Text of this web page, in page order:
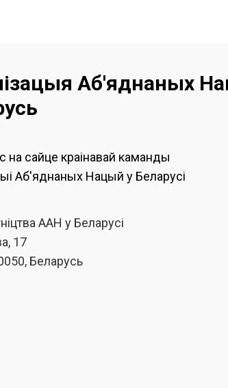
Аб'яднаных
на сайце краінавай каманды
Аб'яднаных Нацый у Беларусі
ААН у Беларусі
17
Беларусь